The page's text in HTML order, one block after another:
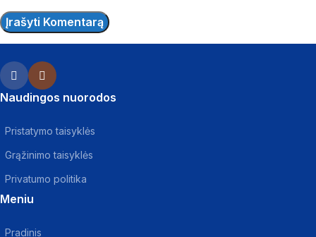
Naudingos nuorodos
Pristatymo taisyklės
Grąžinimo taisyklės
Privatumo politika
Meniu
Pradinis